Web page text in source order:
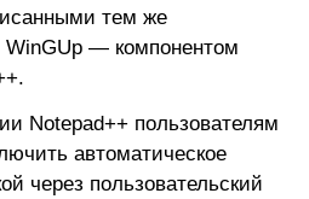
тем же
— компонентом
Notepad++ пользователям
автоматическое
через пользовательский